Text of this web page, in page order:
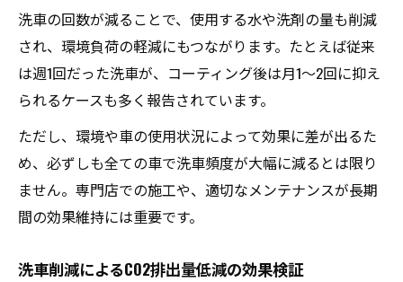
洗車の回数が減ることで、使用する水や洗剤の量も削減
され、環境負荷の軽減にもつながります。たとえば従来
は週1回だった洗車が、コーティング後は月1〜2回に抑え
られるケースも多く報告されています。
ただし、環境や車の使用状況によって効果に差が出るた
め、必ずしも全ての車で洗車頻度が大幅に減るとは限り
ません。専門店での施工や、適切なメンテナンスが長期
間の効果維持には重要です。
洗車削減によるCO2排出量低減の効果検証